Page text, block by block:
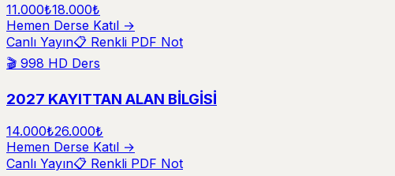
11.000₺18.000₺
Hemen Derse Katıl →
Canlı Yayın📋 Renkli PDF Not
🎬 998 HD Ders
2027 KAYITTAN ALAN BİLGİSİ
14.000₺26.000₺
Hemen Derse Katıl →
Canlı Yayın📋 Renkli PDF Not